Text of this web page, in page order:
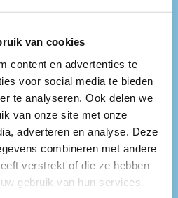
van cookies
content en advertenties te
voor social media te bieden
te analyseren. Ook delen we
van onze site met onze
adverteren en analyse. Deze
combineren met andere
verstrekt of die ze hebben
gebruik van hun services.
waarin
en garage
een energieke mix
en nu-trance. Zijn
door